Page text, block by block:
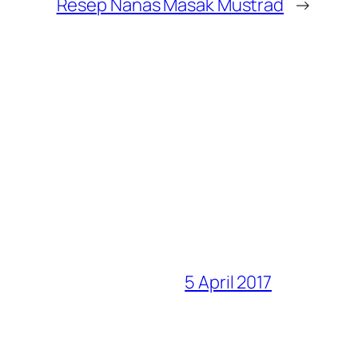
Resep Nanas Masak Mustrad →
5 April 2017